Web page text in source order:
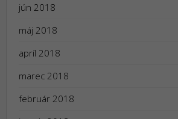
jún 2018
máj 2018
apríl 2018
marec 2018
február 2018